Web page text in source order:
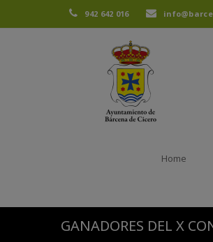
942 642 016
Home
GANADORES DEL X